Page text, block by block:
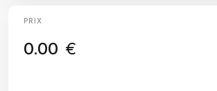
PRIX
0.00 €